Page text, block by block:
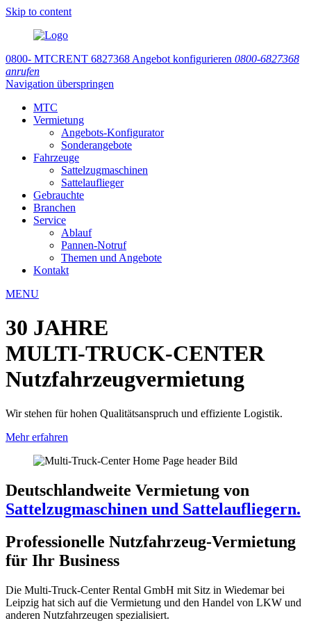
Skip to content
0800- MTCRENT 6827368 Angebot konfigurieren 0800-6827368
anrufen
Navigation überspringen
MTC
Vermietung
Angebots-Konfigurator
Sonderangebote
Fahrzeuge
Sattelzugmaschinen
Sattelauflieger
Gebrauchte
Branchen
Service
Ablauf
Pannen-Notruf
Themen und Angebote
Kontakt
MENU
30 JAHRE
MULTI-TRUCK-CENTER
Nutzfahrzeugvermietung
Wir stehen für hohen Qualitätsanspruch und effiziente Logistik.
Mehr erfahren
Deutschlandweite Vermietung von
Sattelzugmaschinen und Sattelaufliegern.
Professionelle Nutzfahrzeug-Vermietung
für Ihr Business
Die Multi-Truck-Center Rental GmbH mit Sitz in Wiedemar bei
Leipzig hat sich auf die Vermietung und den Handel von LKW und
anderen Nutzfahrzeugen spezialisiert.